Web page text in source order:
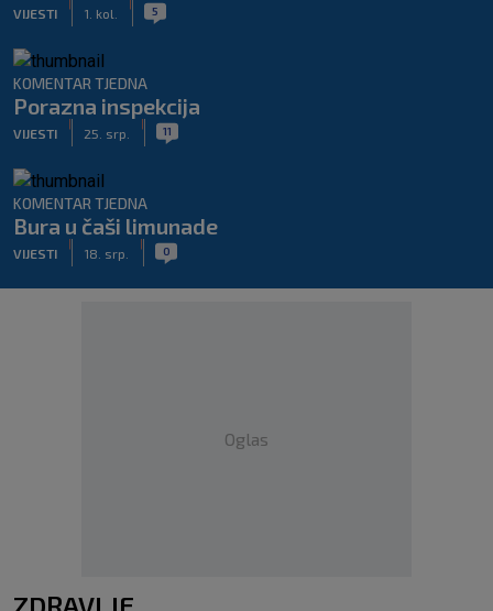
VIJESTI 1. kol. 5
KOMENTAR TJEDNA
Porazna inspekcija
VIJESTI 25. srp. 11
KOMENTAR TJEDNA
Bura u čaši limunade
VIJESTI 18. srp. 0
Oglas